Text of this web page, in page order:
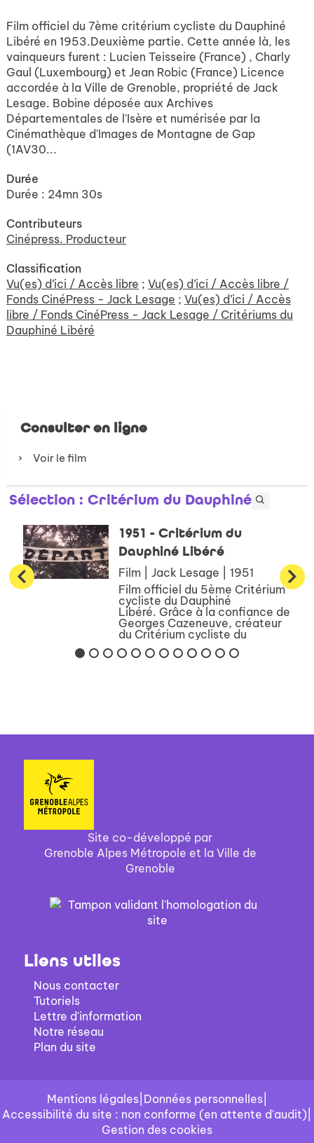
Film officiel du 7ème critérium cycliste du Dauphiné
Libéré en 1953.Deuxième partie. Cette année là, les
vainqueurs furent : Lucien Teisseire (France) , Charly
Gaul (Luxembourg) et Jean Robic (France) Licence
accordée à la Ville de Grenoble, propriété de Jack
Lesage. Bobine déposée aux Archives
Départementales de l'Isère et numérisée par la
Cinémathèque d'Images de Montagne de Gap
(1AV30...
Durée
Durée : 24mn 30s
Contributeurs
Cinépress. Producteur
Classification
Vu(es) d’ici / Accès libre ; Vu(es) d’ici / Accès libre /
Fonds CinéPress - Jack Lesage ; Vu(es) d’ici / Accès
libre / Fonds CinéPress - Jack Lesage / Critériums du
Dauphiné Libéré
Consulter en ligne
Voir le film
Sélection : Critérium du Dauphiné
1951 - Critérium du
Dauphiné Libéré
Film | Jack Lesage | 1951
Film officiel du 5ème Critérium
cycliste du Dauphiné
Libéré. Grâce à la confiance de
Georges Cazeneuve, créateur
du Critérium cycliste du
Dauphiné Libéré, Jack Lesage
et son équipe vont tourner les
Site co-développé par
Grenoble Alpes Métropole et la Ville de
Grenoble
Liens utiles
Nous contacter
Tutoriels
Lettre d'information
Notre réseau
Plan du site
Mentions légales| Données personnelles|
Accessibilité du site : non conforme (en attente d'audit)
Gestion des cookies